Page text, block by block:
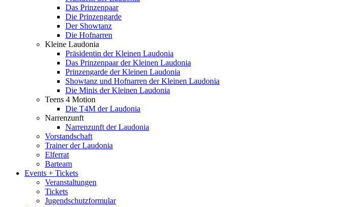
Das Prinzenpaar
Die Prinzengarde
Der Showtanz
Die Hofnarren
Kleine Laudonia
Präsidentin der Kleinen Laudonia
Das Prinzenpaar der Kleinen Laudonia
Prinzengarde der Kleinen Laudonia
Showtanz und Hofnarren der Kleinen Laudonia
Die Minis der Kleinen Laudonia
Teens 4 Motion
Die T4M der Laudonia
Narrenzunft
Narrenzunft der Laudonia
Vorstandschaft
Trainer der Laudonia
Elferrat
Barteam
Events + Tickets
Veranstaltungen
Tickets
Jugendschutzformular